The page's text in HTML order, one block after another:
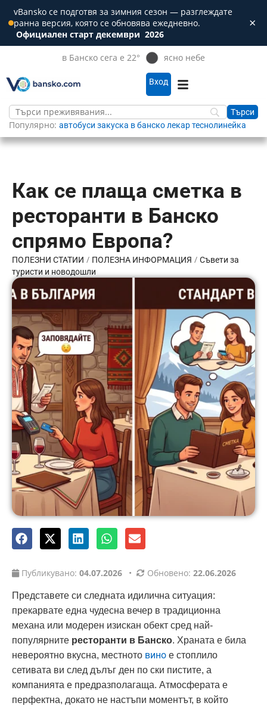
vBansko се подготвя за зимния сезон — разглеждате
ранна версия, която се обновява ежедневно.
Официален старт декември 2026
×
в Банско сега е 22° ясно небе
Вход
Популярно: автобуси закуска в бансколекартеснолинейка
Как се плаща сметка в
ресторанти в Банско
спрямо Европа?
ПОЛЕЗНИ СТАТИИ / ПОЛЕЗНА ИНФОРМАЦИЯ / Съвети за
туристи и новодошли
Публикувано: 04.07.2026 • Обновено: 22.06.2026
Представете си следната идилична ситуация:
прекарвате една чудесна вечер в традиционна
механа или модерен изискан обект сред най-
популярните ресторанти в Банско. Храната е била
невероятно вкусна, местното вино е стоплило
сетивата ви след дълъг ден по ски пистите, а
компанията е предразполагаща. Атмосферата е
перфектна, докато не настъпи моментът, в който